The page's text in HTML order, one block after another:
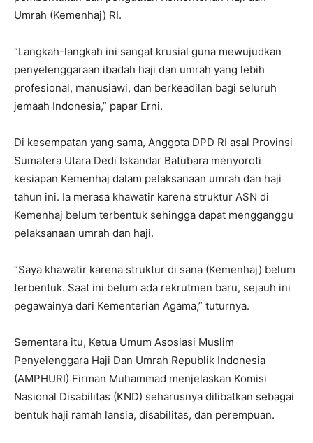
Umrah (Kemenhaj) RI.
“Langkah-langkah ini sangat krusial guna mewujudkan
penyelenggaraan ibadah haji dan umrah yang lebih
profesional, manusiawi, dan berkeadilan bagi seluruh
jemaah Indonesia,” papar Erni.
Di kesempatan yang sama, Anggota DPD RI asal Provinsi
Sumatera Utara Dedi Iskandar Batubara menyoroti
kesiapan Kemenhaj dalam pelaksanaan umrah dan haji
tahun ini. Ia merasa khawatir karena struktur ASN di
Kemenhaj belum terbentuk sehingga dapat mengganggu
pelaksanaan umrah dan haji.
“Saya khawatir karena struktur di sana (Kemenhaj) belum
terbentuk. Saat ini belum ada rekrutmen baru, sejauh ini
pegawainya dari Kementerian Agama,” tuturnya.
Sementara itu, Ketua Umum Asosiasi Muslim
Penyelenggara Haji Dan Umrah Republik Indonesia
(AMPHURI) Firman Muhammad menjelaskan Komisi
Nasional Disabilitas (KND) seharusnya dilibatkan sebagai
bentuk haji ramah lansia, disabilitas, dan perempuan.